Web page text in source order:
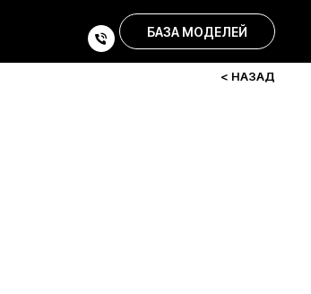
БАЗА МОДЕЛЕЙ
< НАЗАД